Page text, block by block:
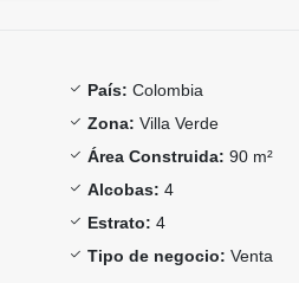
País: Colombia
Zona: Villa Verde
Área Construida: 90 m²
Alcobas: 4
Estrato: 4
Tipo de negocio: Venta